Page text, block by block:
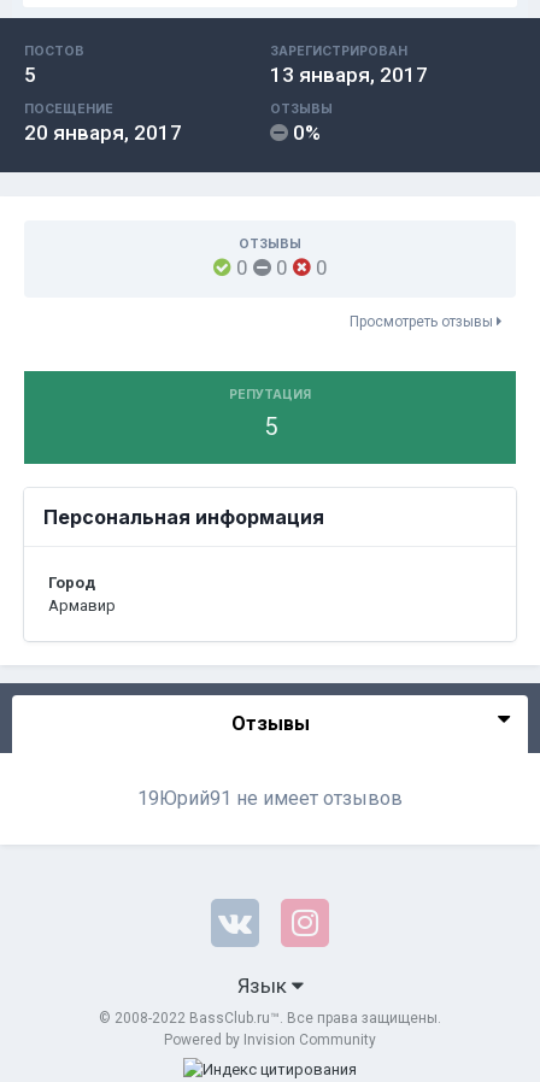
ПОСТОВ
5
ЗАРЕГИСТРИРОВАН
13 января, 2017
ПОСЕЩЕНИЕ
20 января, 2017
ОТЗЫВЫ
0%
ОТЗЫВЫ
0 0 0
Просмотреть отзывы
РЕПУТАЦИЯ
5
Персональная информация
Город
Армавир
Отзывы
19Юрий91 не имеет отзывов
Язык
© 2008-2022 BassClub.ru™. Все права защищены.
Powered by Invision Community